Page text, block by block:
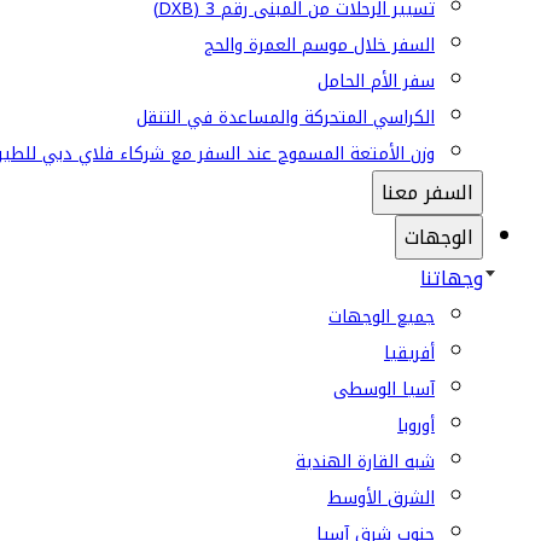
تسيير الرحلات من المبنى رقم 3 (DXB)
السفر خلال موسم العمرة والحج
سفر الأم الحامل
الكراسي المتحركة والمساعدة في التنقل
وزن الأمتعة المسموح عند السفر مع شركاء فلاي دبي
السفر معنا
الوجهات
وجهاتنا
جميع الوجهات
أفريقيا
آسيا الوسطى
أوروبا
شبه القارة الهندية
الشرق الأوسط
جنوب شرق آسيا